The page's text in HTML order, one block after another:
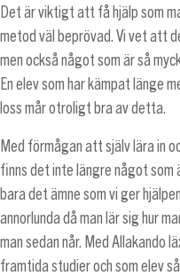
Det är viktigt att få hjälp som
metod väl beprövad. Vi vet att
men också något som är så
En elev som har kämpat länge
loss mår otroligt bra av detta.
Med förmågan att själv lära in
finns det inte längre något
bara det ämne som vi ger
annorlunda då man lär sig hur
man sedan når. Med Allakando
framtida studier och som elev